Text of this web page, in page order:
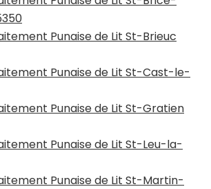
Punaise de Lit St-Brieuc
Punaise de Lit St-Cast-le-
Punaise de Lit St-Gratien
Punaise de Lit St-Leu-la-
Punaise de Lit St-Martin-